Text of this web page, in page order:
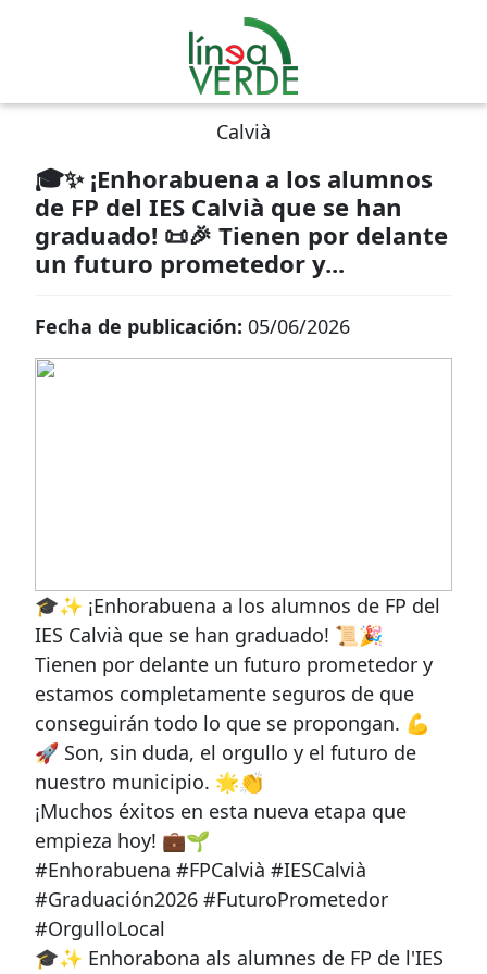
Calvià
🎓✨ ¡Enhorabuena a los alumnos
de FP del IES Calvià que se han
graduado! 📜🎉 Tienen por delante
un futuro prometedor y...
Fecha de publicación: 05/06/2026
🎓✨ ¡Enhorabuena a los alumnos de FP del
IES Calvià que se han graduado! 📜🎉
Tienen por delante un futuro prometedor y
estamos completamente seguros de que
conseguirán todo lo que se propongan. 💪
🚀 Son, sin duda, el orgullo y el futuro de
nuestro municipio. 🌟👏
¡Muchos éxitos en esta nueva etapa que
empieza hoy! 💼🌱
#Enhorabuena #FPCalvià #IESCalvià
#Graduación2026 #FuturoPrometedor
#OrgulloLocal
🎓✨ Enhorabona als alumnes de FP de l'IES